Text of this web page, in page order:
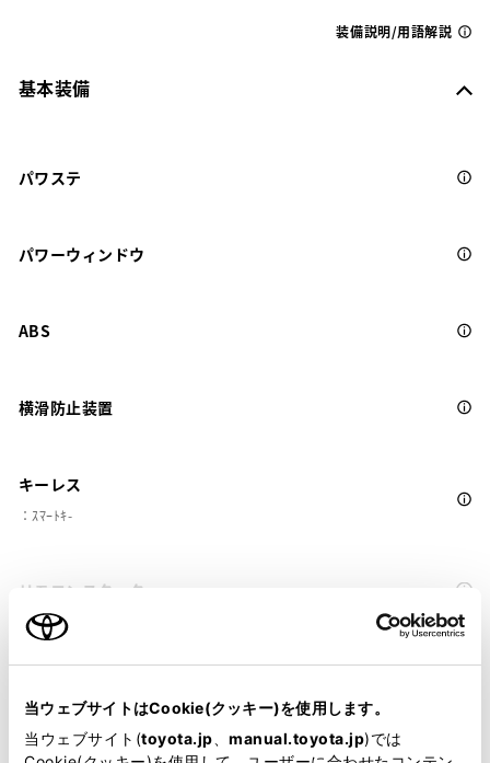
当ウェブサイトはCookie(クッキー)を使用します。
当ウェブサイト(toyota.jp manual.toyota.jp)では
装備説明/用語解説
基本装備
パワステ
パワーウィンドウ
ABS
横滑防止装置
キーレス
：ｽﾏｰﾄｷ-
リモコンスターター
ETC
※ セットアップ費用は別途申し受けます